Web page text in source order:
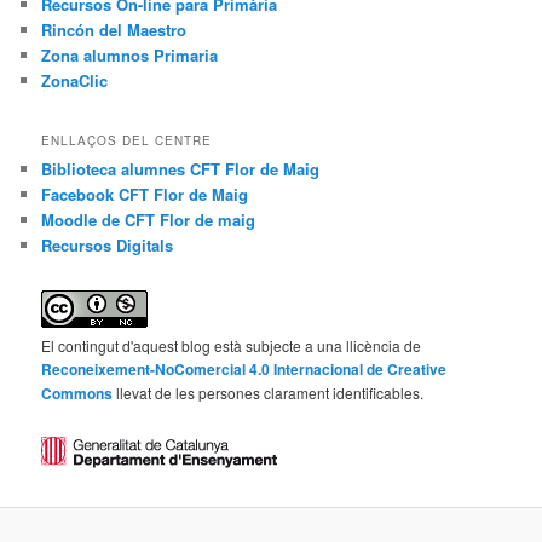
Rincón del Maestro
Zona alumnos Primaria
ZonaClic
ENLLAÇOS DEL CENTRE
Biblioteca alumnes CFT Flor de Maig
Facebook CFT Flor de Maig
Moodle de CFT Flor de maig
Recursos Digitals
El contingut d'aquest blog està subjecte a una llicència de
Reconeixement-NoComercial 4.0 Internacional de Creative
Commonsllevat de les persones clarament identificables.